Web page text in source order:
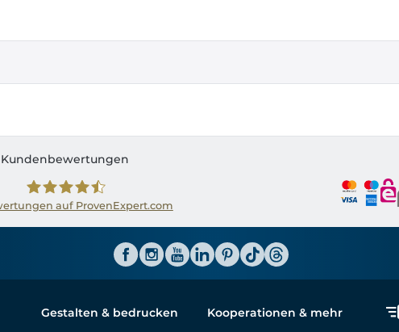
Kundenbewertungen
auf ProvenExpert.com
Gestalten & bedrucken
Kooperationen & mehr